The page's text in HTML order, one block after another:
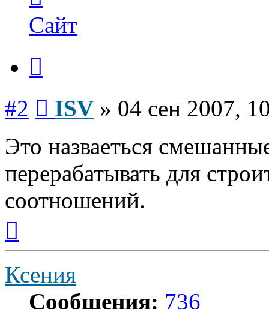
пользователя
ISV
Сайт
#2 ISV » 04 сен 2007,
Это назваеться
перерабатывать для
соотношений.
началу
Ксения
Сообщения: 736